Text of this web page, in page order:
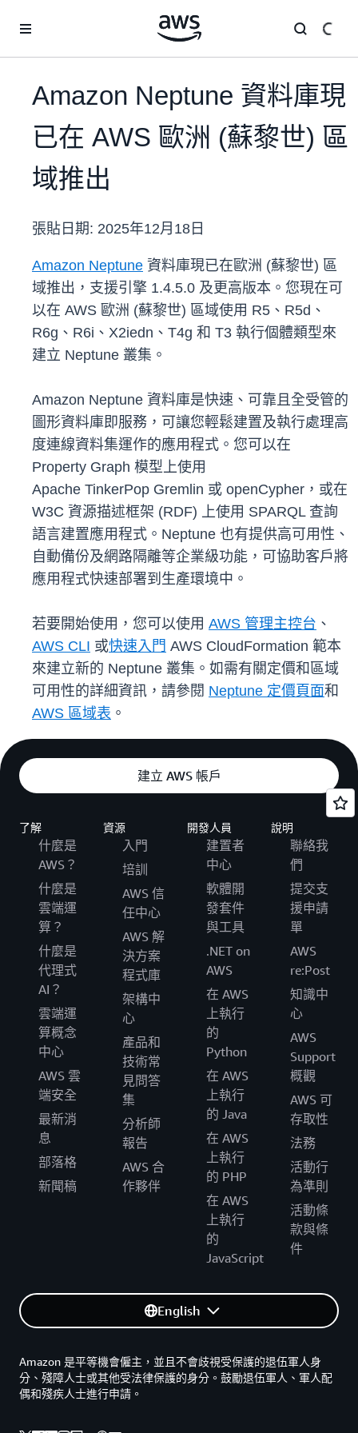
Amazon Neptune 資料庫現
已在 AWS 歐洲 (蘇黎世) 區
域推出
張貼日期: 2025年12月18日
Amazon Neptune 資料庫現已在歐洲 (蘇黎世) 區
域推出，支援引擎 1.4.5.0 及更高版本。您現在可
以在 AWS 歐洲 (蘇黎世) 區域使用 R5、R5d、
R6g、R6i、X2iedn、T4g 和 T3 執行個體類型來
建立 Neptune 叢集。
Amazon Neptune 資料庫是快速、可靠且全受管的
圖形資料庫即服務，可讓您輕鬆建置及執行處理高
度連線資料集運作的應用程式。您可以在
Property Graph 模型上使用
Apache TinkerPop Gremlin 或 openCypher，或在
W3C 資源描述框架 (RDF) 上使用 SPARQL 查詢
語言建置應用程式。Neptune 也有提供高可用性、
自動備份及網路隔離等企業級功能，可協助客戶將
應用程式快速部署到生產環境中。
若要開始使用，您可以使用 AWS 管理主控台 、
AWS CLI 或快速入門 AWS CloudFormation 範本
來建立新的 Neptune 叢集。如需有關定價和區域
可用性的詳細資訊，請參閱 Neptune 定價頁面和
AWS 區域表 。
建立 AWS 帳戶
了解
什麼是
AWS？
什麼是
雲端運
算？
什麼是
代理式
AI？
雲端運
算概念
中心
AWS 雲
端安全
最新消
息
部落格
新聞稿
資源
入門
培訓
AWS 信
任中心
AWS 解
決方案
程式庫
架構中
心
產品和
技術常
見問答
集
分析師
報告
AWS 合
作夥伴
開發人員
建置者
中心
軟體開
發套件
與工具
.NET on
AWS
在 AWS
上執行
的
Python
在 AWS
上執行
的 Java
在 AWS
上執行
的 PHP
在 AWS
上執行
的
JavaScript
說明
聯絡我
們
提交支
援申請
單
AWS
re:Post
知識中
心
AWS
Support
概觀
AWS 可
存取性
法務
活動行
為準則
活動條
款與條
件
English
Amazon 是平等機會僱主，並且不會歧視受保護的退伍軍人身
分、殘障人士或其他受法律保護的身分。鼓勵退伍軍人、軍人配
偶和殘疾人士進行申請。